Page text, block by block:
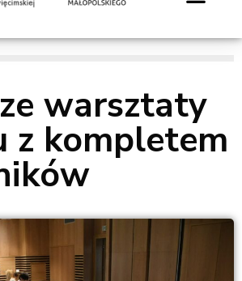
warsztaty
z kompletem